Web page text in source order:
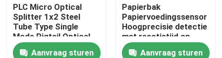
Kwaliteitscontrole
Contacteer ons
PLC Micro Optical
Splitter 1x2 Steel
Tube Type Single
Mode Pigtail Optical
Divider SC-P
Aanvraag sturen
Papierbak
Papiervoedingssensor
Hoogprecisie detectie
met reactietijd op
milliseconde niveau
Aanvraag sturen